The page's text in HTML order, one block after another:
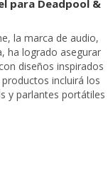
para Deadpool &
la marca de audio,
ha logrado asegurar
diseños inspirados
incluirá los
y parlantes portátiles